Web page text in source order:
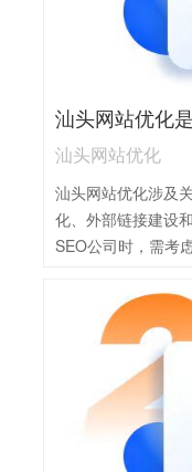
汕头网站优化
汕头网站优化
汕头网站优化涉及
化、外部链接建设
SEO公司时，需考
与协作，共同推进
过以下方式操作：
选择与网站主题相
中。2，内容优化
注重关键词的自然
名。3，网站结构
部链接，确保网站